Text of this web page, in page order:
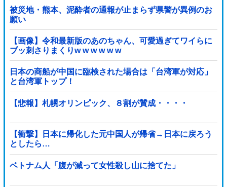
被災地・熊本、泥酔者の通報が止まらず県警が異例のお
願い
【画像】令和最新版のあのちゃん、可愛過ぎてワイらに
ブッ刺さりまくりw w w w w w
日本の商船が中国に臨検された場合は「台湾軍が対応」
と台湾軍トップ！
【悲報】札幌オリンピック、８割が賛成・・・・
【衝撃】日本に帰化した元中国人が帰省→日本に戻ろう
としたら…
ベトナム人「腹が減って女性殺し山に捨てた」